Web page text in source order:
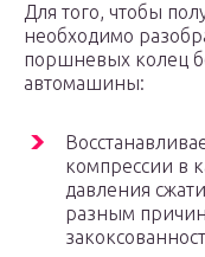
Для того, чтобы
необходимо
поршневых колец
автомашины:
компрессии в
давления
разным